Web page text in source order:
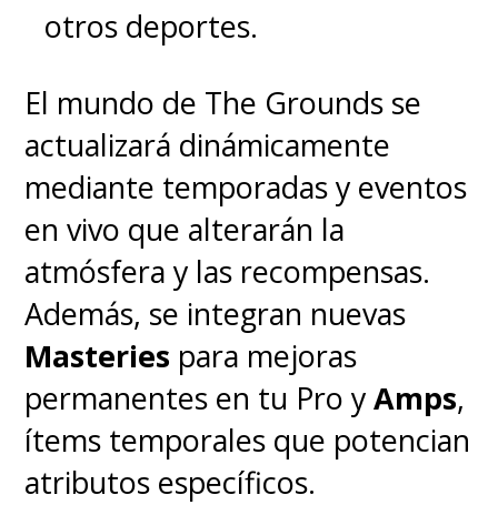
otros deportes.
El mundo de The Grounds se
actualizará dinámicamente
mediante temporadas y eventos
en vivo que alterarán la
atmósfera y las recompensas.
Además, se integran nuevas
Masteries para mejoras
permanentes en tu Pro yAmps,
ítems temporales que potencian
atributos específicos.